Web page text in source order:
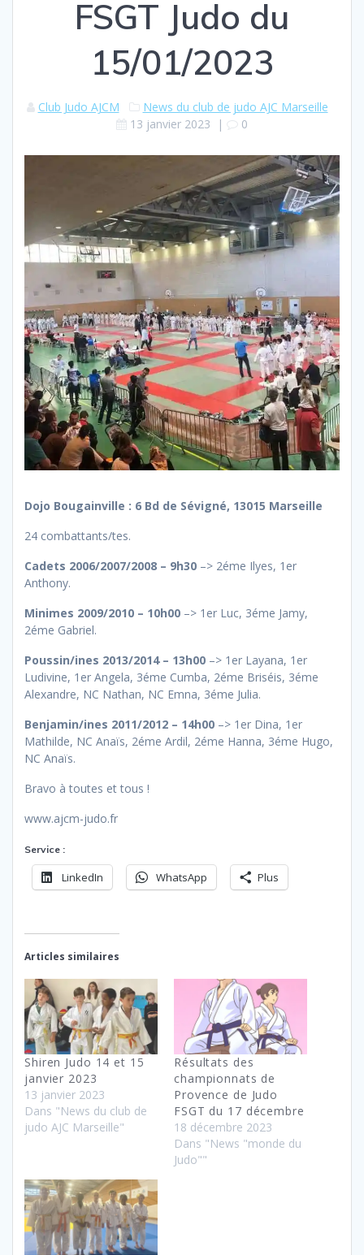
FSGT Judo du
15/01/2023
Club Judo AJCM
News du club de judo AJC Marseille
13 janvier 2023 | 0
Dojo Bougainville : 6 Bd de Sévigné, 13015 Marseille
24 combattants/tes.
Cadets 2006/2007/2008 – 9h30 –> 2éme Ilyes, 1er
Anthony.
Minimes 2009/2010 – 10h00 –> 1er Luc, 3éme Jamy,
2éme Gabriel.
Poussin/ines 2013/2014 – 13h00 –> 1er Layana, 1er
Ludivine, 1er Angela, 3éme Cumba, 2éme Briséis, 3éme
Alexandre, NC Nathan, NC Emna, 3éme Julia.
Benjamin/ines 2011/2012 – 14h00 –> 1er Dina, 1er
Mathilde, NC Anaïs, 2éme Ardil, 2éme Hanna, 3éme Hugo,
NC Anaïs.
Bravo à toutes et tous !
www.ajcm-judo.fr
Service :
LinkedIn WhatsApp Plus
Articles similaires
Shiren Judo 14 et 15
janvier 2023
13 janvier 2023
Dans "News du club de
judo AJC Marseille"
Résultats des
championnats de
Provence de Judo
FSGT du 17 décembre
18 décembre 2023
Dans "News "monde du
Judo""